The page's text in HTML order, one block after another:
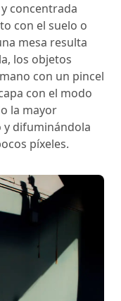
concentrada
con el suelo o
mesa resulta
los objetos
con un pincel
con el modo
la mayor
y difuminándola
píxeles.